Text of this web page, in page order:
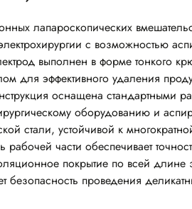
лапароскопических
с возможностью
выполнен в форме тонкого
для эффективного удаления
оснащена стандартными
оборудованию и
стали, устойчивой к
рабочей части обеспечивает
покрытие по всей
безопасность проведения